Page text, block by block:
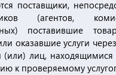
поставщики,
(агентов,
поставившие
оказавшие услуги
(или) лиц,
к проверяемому